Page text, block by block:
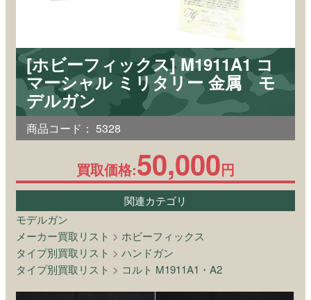
[ホビーフィックス] M1911A1 コ
マーシャル ミリタリー 金属 モ
デルガン
商品コード： 5328
買取価格:50,000円
関連カテゴリ
モデルガン
メーカー買取リスト > ホビーフィックス
タイプ別買取リスト > ハンドガン
タイプ別買取リスト > コルト M1911A1・A2